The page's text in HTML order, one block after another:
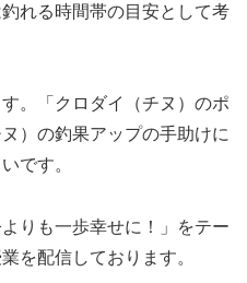
れる時間帯の目安として考
。「クロダイ（チヌ）のポ
）の釣果アップの手助けに
です。
りも一歩幸せに！」をテー
を配信しております。